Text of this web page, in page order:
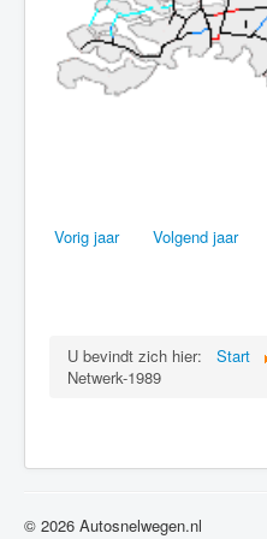
Vorig jaar Volgend jaar
U bevindt zich hier: Start
Netwerk-1989
© 2026 Autosnelwegen.nl